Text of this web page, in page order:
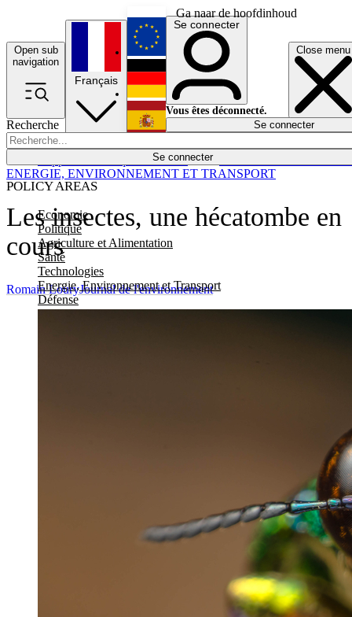
Ga naar de hoofdinhoud
Open sub
navigation
Close menu
Recherche
Se connecter
POLICY AREAS
Economie
Politique
Agriculture et Alimentation
Santé
Technologies
Energie, Environnement et Transport
Défense
Économie
Français
English
Deutsch
Español
Se connecter
Vous êtes déconnecté.
Se connecter
Les insectes, une hécatombe en
cours
ENERGIE, ENVIRONNEMENT ET TRANSPORT
Romain LouryJournal de l'environnement